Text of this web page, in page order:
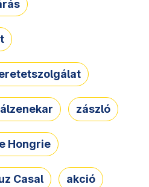
zászló
Hongrie
Casal akció